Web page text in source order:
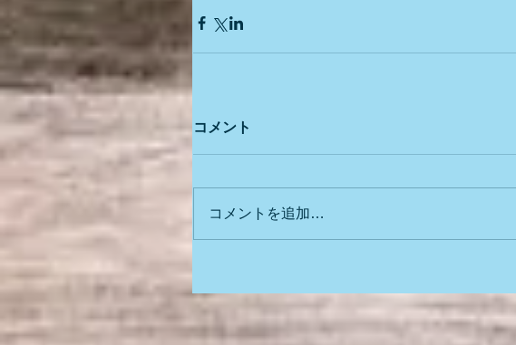
コメント
コメントを追加…